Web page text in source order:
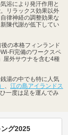
浴により発汗作用と
リラックス効果以外
律神経の調整効果な
陳代謝が低下してい
後の本格フィンランド
Fi完備のワークスペ
」屋外サウナを含む4種
湯の中でも特に人気
、 江の島アイランドス
一度は足を運んでみ
グ2025